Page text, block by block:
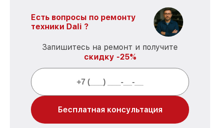
Есть вопросы по ремонту
техники Dali ?
Запишитесь на ремонт и получите
скидку -25%
Бесплатная консультация